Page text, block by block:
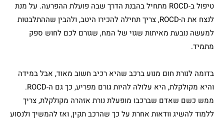
טיפול ב-ROCD מתחיל בהבנת הדרך שבה פועלת ההפרעה. על מנת
לנצח את ה-ROCD, צריך תחילה להכירו היטב, ולהבין שההתלבטות
למעשה נובעת מאיתות שגוי של המח, שגורם לכם לחוש ספק
מתמיד.
בדומה לנורת חום מנוע ברכב שהיא רכיב חשוב מאוד, אבל במידה
והיא מקולקלת, היא עלולה להיות גורם מפריע, כך גם ה-ROCD.
ממש כשם שאדם שברכבו מופעלת נורת אזהרה מקולקלת, צריך
ללמוד להשיג וודאות אחרת על כך שהרכב תקין, ואז להמשיך ולנסוע